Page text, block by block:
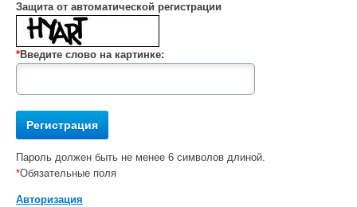
Защита от автоматической регистрации
*Введите слово на картинке:
Пароль должен быть не менее 6 символов длиной.
*Обязательные поля
Авторизация